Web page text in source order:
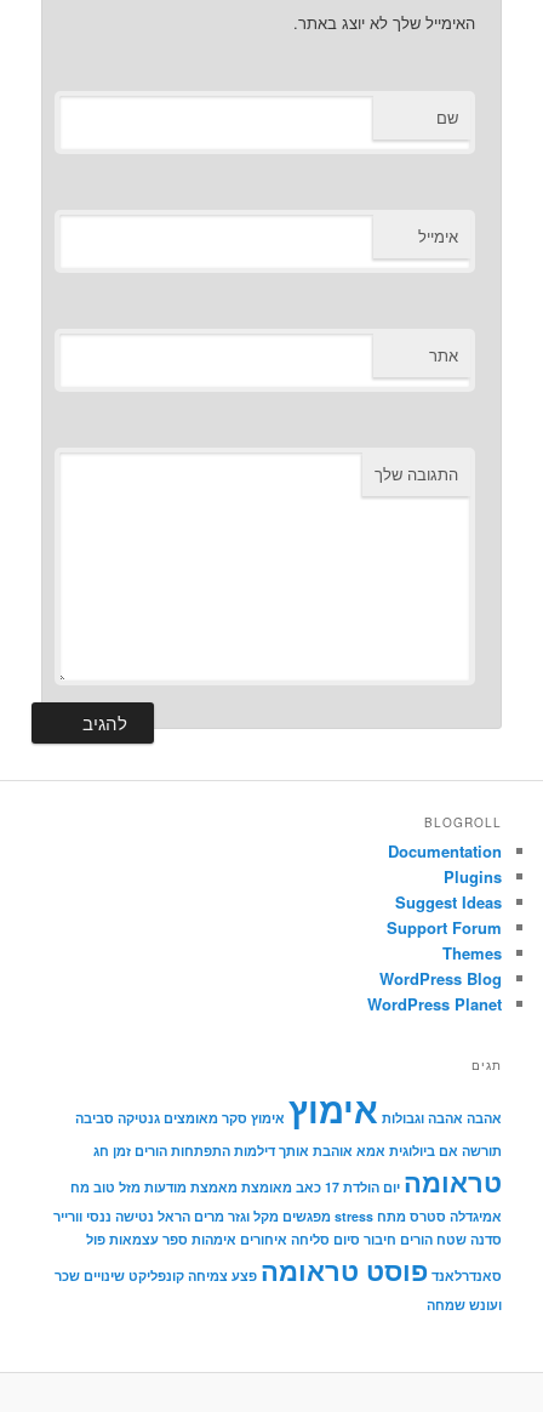
האימייל שלך לא יוצג באתר.
שם
אימייל
אתר
התגובה שלך
BLOGROLL
Documentation
Plugins
Suggest Ideas
Support Forum
Themes
WordPress Blog
WordPress Planet
תגים
אהבה אהבה וגבולות אימוץ
אימוץ סקר מאומצים גנטיקה סביבה
תורשה אם ביולוגית אמא אוהבת אותך דילמות התפתחות הורים זמן חג
טראומה יום הולדת 17 כאב מאומצת מאמצת מודעות מזל טוב מח
אמיגדלה סטרס מתח stress
מפגשים מקל וגזר מרים הראל נטישה ננסי וורייר
סדנה שטח הורים חיבור סיום סליחה איחורים אימהות ספר עצמאות פול
סאנדרלאנד פוסט טראומה פצע צמיחה קונפליקט שינויים שכר
ועונש שמחה